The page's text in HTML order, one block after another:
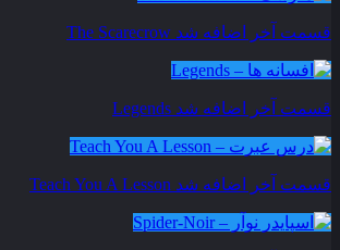
قسمت آخر اضافه شد The Scarecrow
قسمت آخر اضافه شد Legends
قسمت آخر اضافه شد Teach You A Lesson